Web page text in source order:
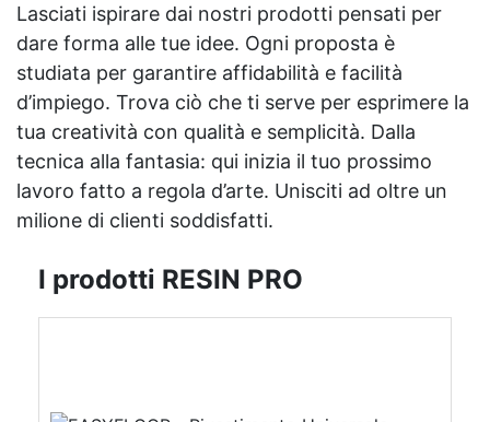
Lasciati ispirare dai nostri prodotti pensati per
dare forma alle tue idee. Ogni proposta è
studiata per garantire affidabilità e facilità
d’impiego. Trova ciò che ti serve per esprimere la
tua creatività con qualità e semplicità. Dalla
tecnica alla fantasia: qui inizia il tuo prossimo
lavoro fatto a regola d’arte. Unisciti ad oltre un
milione di clienti soddisfatti.
I prodotti RESIN PRO